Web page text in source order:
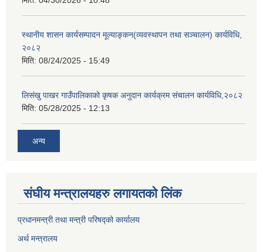
स्थानीय शासन कार्यसम्पादन मूल्याङ्कन(व्यवस्थापन तथा सञ्चालन) कार्यविधि,
२०८२
मिति: 08/24/2025 - 15:49
लिसंखु पाखर गाउँपालिकाको कृषक अनुदान कार्यक्रम संचालन कार्यविधि,२०८२
मिति: 05/28/2025 - 12:13
अन्य
संघीय मन्त्रालयहरु लगायतको लिंक
प्रधानमन्त्री तथा मन्त्री परिषद्को कार्यालय
अर्थ मन्त्रालय